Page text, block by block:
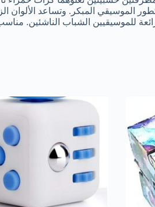
الموسيقي المبكر. وتساعد الألوان
للموسيقيين الشباب الناشئين.